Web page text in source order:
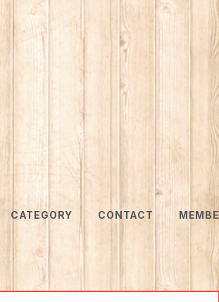
CATEGORY CONTACT